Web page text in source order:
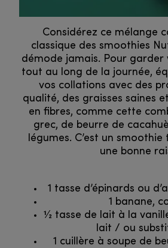
Considérez ce mélange
classique des smoothies
démode jamais. Pour garder
tout au long de la journée,
vos collations avec des
qualité, des graisses saines
en fibres, comme cette
grec, de beurre de
légumes. C’est un
une bonne
1 tasse d’épinards ou
1 banane,
1⁄2 tasse de lait à la
lait / ou
1 cuillère à soupe de